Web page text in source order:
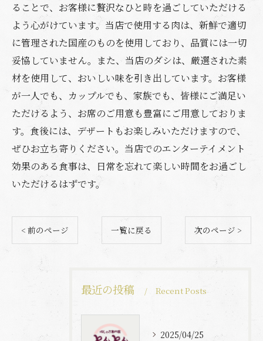
ることで、お客様に贅沢なひと時を過ごしていただける
よう心がけています。当店で使用する肉は、新鮮で適切
に管理された国産のものを使用しており、品質には一切
妥協していません。また、当店のダシは、厳選された素
材を使用して、おいしい味を引き出しています。お客様
が一人でも、カップルでも、家族でも、皆様にご満足い
ただけるよう、お席のご用意も豊富にご用意しておりま
す。食後には、デザートもお楽しみいただけますので、
ぜひお立ち寄りください。当店でのエンターテイメント
効果のある食事は、日常を忘れて楽しい時間をお過ごし
いただけるはずです。
< 前のページ 一覧に戻る 次のページ >
最近の投稿 Recent Posts
2025/04/25